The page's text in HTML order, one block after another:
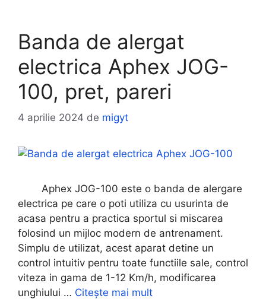
Banda de alergat
electrica Aphex JOG-
100, pret, pareri
4 aprilie 2024 de migyt
Aphex JOG-100 este o banda de alergare
electrica pe care o poti utiliza cu usurinta de
acasa pentru a practica sportul si miscarea
folosind un mijloc modern de antrenament.
Simplu de utilizat, acest aparat detine un
control intuitiv pentru toate functiile sale, control
viteza in gama de 1-12 Km/h, modificarea
unghiului … Citește mai mult